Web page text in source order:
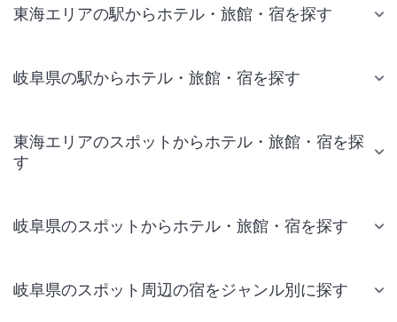
東海エリアの駅からホテル・旅館・宿を探す
岐阜県の駅からホテル・旅館・宿を探す
東海エリアのスポットからホテル・旅館・宿を探
す
岐阜県のスポットからホテル・旅館・宿を探す
岐阜県のスポット周辺の宿をジャンル別に探す